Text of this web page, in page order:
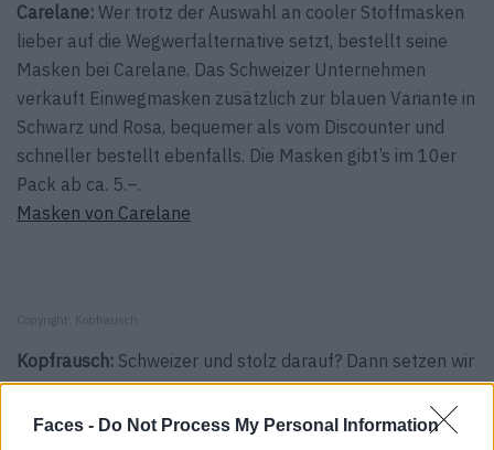
Faces - Do Not Process My Personal Information
Carelane: Wer trotz der Auswahl an cooler Stoffmasken
lieber auf die Wegwerfalternative setzt, bestellt seine
Masken bei Carelane. Das Schweizer Unternehmen
verkauft Einwegmasken zusätzlich zur blauen Variante in
Schwarz und Rosa, bequemer als vom Discounter und
schneller bestellt ebenfalls. Die Masken gibt’s im 10er
Pack ab ca. 5.–.
Masken von Carelane
Copyright: Kopfrausch
Kopfrausch: Schweizer und stolz darauf? Dann setzen wir
doch mit den Masken mit Edelweiss-, Kuhfell- oder
Alpabzug-Print ein Statement. Eigentlich ist Kopfrausch